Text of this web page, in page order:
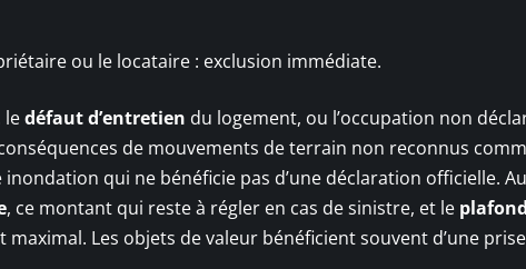
ou le locataire : exclusion immédiate.
ledéfaut d’entretien du logement, ou l’occupation non
de mouvements de terrain non reconnus
qui ne bénéficie pas d’une déclaration officielle.
, ce montant qui reste à régler en cas de sinistre, et le plafond
Les objets de valeur bénéficient souvent d’une